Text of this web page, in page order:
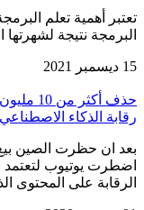
تعتبر أهمية تعلم
البرمجة نتيجة
15 ديسمبر 2021
حذف
رقابة الذكاء الاصطناعي
بعد ان حظرت الصين
اضطرت يوتيوب لتعتمد
الرقابة على المحتوى